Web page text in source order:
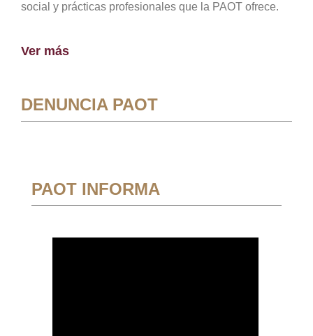
social y prácticas profesionales que la PAOT ofrece.
Ver más
DENUNCIA PAOT
PAOT INFORMA